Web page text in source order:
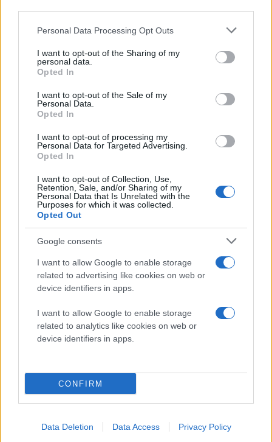
Please note that this website/app uses one or more Google
not limited to your visit or usage behaviour. You may click to
grant or deny consent to Google and its third-party tags to
use your data for below specified purposes in below Google
consent section.
Personal Data Processing Opt Outs
I want to opt-out of the Sharing of my
personal data.
Opted In
I want to opt-out of the Sale of my
Personal Data.
Opted In
I want to opt-out of processing my
Personal Data for Targeted Advertising.
Opted In
I want to opt-out of Collection, Use,
Retention, Sale, and/or Sharing of my
Personal Data that Is Unrelated with the
Purposes for which it was collected.
Opted Out
Google consents
I want to allow Google to enable storage
related to advertising like cookies on web or
device identifiers in apps.
I want to allow Google to enable storage
related to analytics like cookies on web or
device identifiers in apps.
CONFIRM
Data Deletion Data Access Privacy Policy
Πέρα από τη μοναδική απόδοση ήχου, συνδέοντας
δύο XBOOM Go PL7 στην LGτηλεόρασή τους, οι
χρήστες μπορούν να απολαύσουν, εύκολα και
εμπειρία στο
συσκευής μέσωφωνητικών εντολών
Techgear.gr στο Google